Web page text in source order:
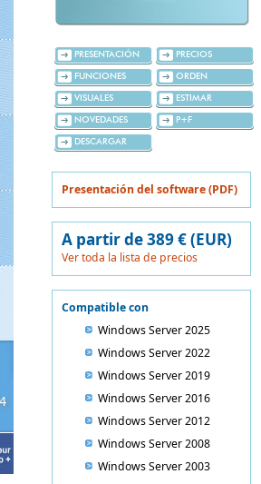
PRESENTACIÓN
FUNCIONES
VISUALES
NOVEDADES
DESCARGAR
PRECIOS
ORDEN
ESTIMAR
P+F
Presentación del software (PDF)
A partir de 389 € (EUR)
Ver toda la lista de precios
Compatible con
Windows Server 2025
Windows Server 2022
Windows Server 2019
Windows Server 2016
Windows Server 2012
Windows Server 2008
Windows Server 2003